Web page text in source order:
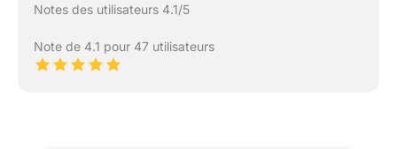
Notes des utilisateurs 4.1/5
Note de 4.1 pour 47 utilisateurs